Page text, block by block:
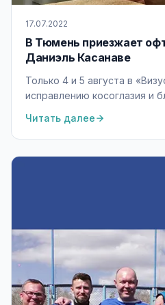
17.07.2022
В Тюмень приезжает
Даниэль Касанаве
Только 4 и 5 августа в
исправлению косоглазия и
Читать далее